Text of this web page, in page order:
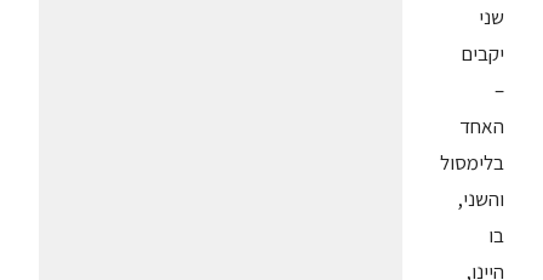
שני
יקבים
–
האחד
בלימסול
והשני,
בו
היינו,